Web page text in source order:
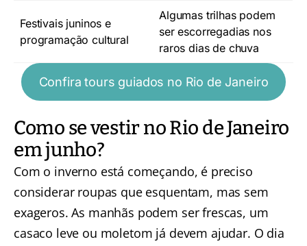
Festivais juninos e
programação cultural
Algumas trilhas podem
ser escorregadias nos
raros dias de chuva
Confira tours guiados no Rio de Janeiro
Como se vestir no Rio de Janeiro
em junho?
Com o inverno está começando, é preciso
considerar roupas que esquentam, mas sem
exageros. As manhãs podem ser frescas, um
casaco leve ou moletom já devem ajudar. O dia